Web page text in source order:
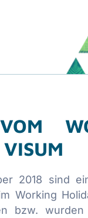
2018 sind
Working
bzw. wurden